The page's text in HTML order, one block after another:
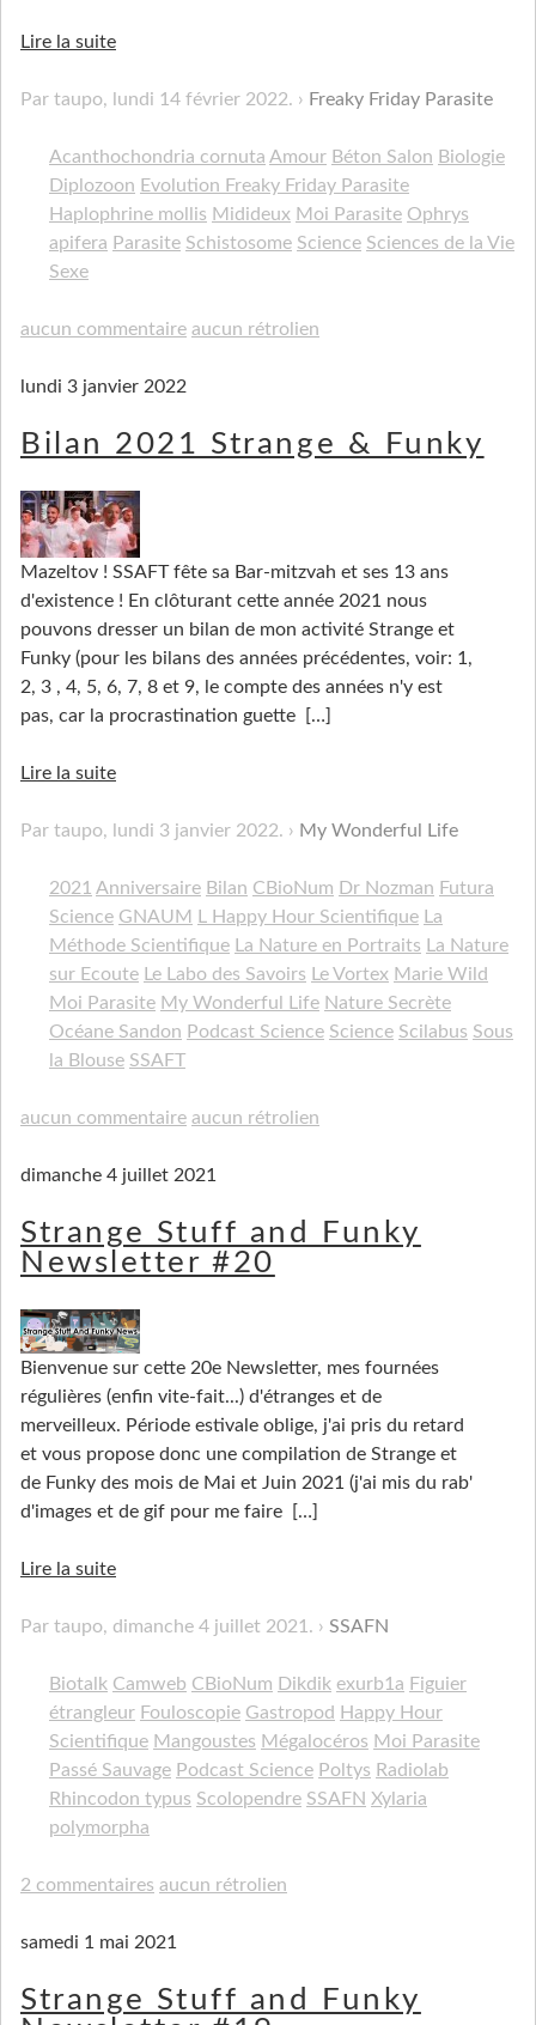
Lire la suite
Par taupo, lundi 14 février 2022. Freaky Friday Parasite
Acanthochondria cornuta Amour Béton Salon Biologie
Diplozoon Evolution Freaky Friday Parasite
Haplophrine mollis Midideux Moi Parasite Ophrys
apifera Parasite Schistosome Science Sciences de la Vie
Sexe
aucun commentaire aucun rétrolien
lundi 3 janvier 2022
Bilan 2021 Strange & Funky
Mazeltov ! SSAFT fête sa Bar-mitzvah et ses 13 ans
d'existence ! En clôturant cette année 2021 nous
pouvons dresser un bilan de mon activité Strange et
Funky (pour les bilans des années précédentes, voir: 1,
2, 3 , 4, 5, 6, 7, 8 et 9, le compte des années n'y est
pas, car la procrastination guette
[…]
Lire la suite
Par taupo, lundi 3 janvier 2022. My Wonderful Life
2021 Anniversaire Bilan CBioNum Dr Nozman Futura
Science GNAUM L Happy Hour Scientifique
La
Méthode Scientifique
La Nature en Portraits
La Nature
sur Ecoute
Le Labo des Savoirs Le Vortex Marie Wild
Moi Parasite My Wonderful Life Nature Secrète
Océane Sandon Podcast Science Science Scilabus Sous
la Blouse SSAFT
aucun commentaire aucun rétrolien
dimanche 4 juillet 2021
Strange Stuff and Funky
Newsletter #20
Bienvenue sur cette 20e Newsletter, mes fournées
régulières (enfin vite-fait...) d'étranges et de
merveilleux. Période estivale oblige, j'ai pris du retard
et vous propose donc une compilation de Strange et
de Funky des mois de Mai et Juin 2021 (j'ai mis du rab'
d'images et de gif pour me faire
[…]
Lire la suite
Par taupo, dimanche 4 juillet 2021 . SSAFN
Biotalk Camweb CBioNum Dikdik exurb1a Figuier
étrangleur Fouloscopie Gastropod Happy Hour
Scientifique Mangoustes Mégalocéros Moi Parasite
Passé Sauvage Podcast Science Poltys Radiolab
Rhincodon typus Scolopendre SSAFN Xylaria
polymorpha
2 commentaires aucun rétrolien
samedi 1 mai 2021
Strange Stuff and Funky